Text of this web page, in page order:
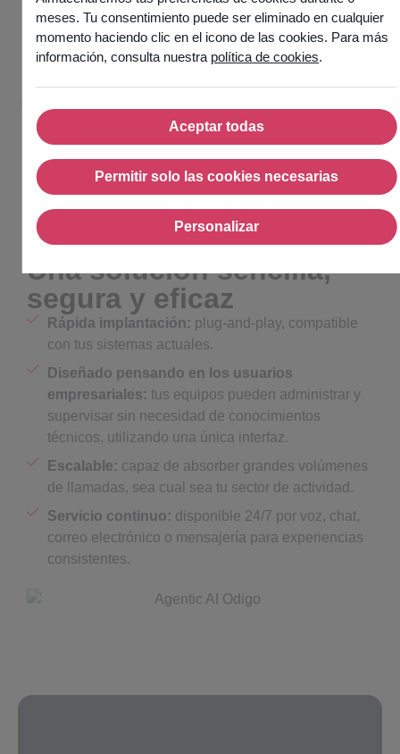
meses. Tu consentimiento puede ser eliminado en cualquier
momento haciendo clic en el icono de las cookies. Para más
información, consulta nuestra política de cookies.
Aceptar todas
Permitir solo las cookies necesarias
Permitir solo las cookies
Personalizar
autónomo al servicio de
tus clientes
A diferencia de los callbots tradicionales, tus agentes de
toman decisiones y realizan tareas reales.
Tu organización se beneficia de una automatización
robusta y escalable, que reduce la carga de trabajo de
tus equipos y mejora la satisfacción del cliente.
Una solución sencilla,
segura y eficaz
Rápida implantación: plug-and-play, compatible
con tus sistemas actuales.
Diseñado pensando en los usuarios
empresariales: tus equipos pueden administrar y
supervisar sin necesidad de conocimientos
técnicos, utilizando una única interfaz.
Escalable: capaz de absorber grandes volúmenes
de llamadas, sea cual sea tu sector de actividad.
Servicio continuo: disponible 24/7 por voz, chat,
correo electrónico o mensajería para experiencias
consistentes.